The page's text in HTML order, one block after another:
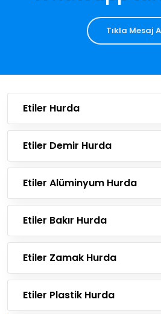
Tıkla Mesaj
Etiler Hurda
Etiler Demir Hurda
Etiler Alüminyum Hurda
Etiler Bakır Hurda
Etiler Zamak Hurda
Etiler Plastik Hurda